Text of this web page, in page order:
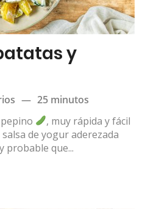
y
— 25 minutos
, muy rápida y fácil
de yogur aderezada
probable que...